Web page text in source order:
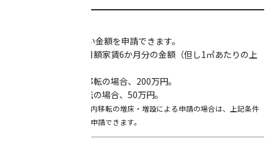
以下の中から最も低い金額を申請できます。
1. 移転した物件の月額家賃6か月分の金額（但し1㎡あたりの上
2. 横浜市外からの移転の場合、200万円。
3. 横浜市内から移転の場合、50万円。
※ただし、対象区域内移転の増床・増設による申請の場合は、上記条件
の下、増えた賃料分のみ申請できます。